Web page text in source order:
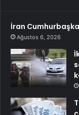
İran
Ağustos 6, 2026